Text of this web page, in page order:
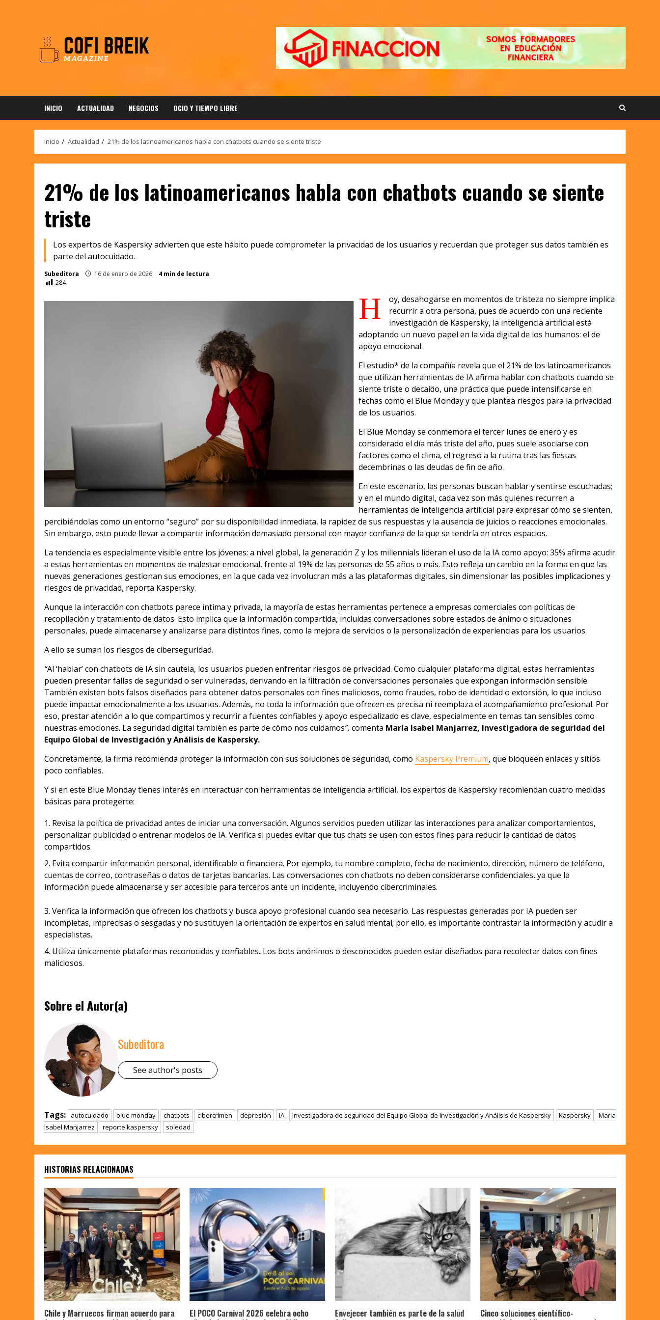
INICIO ACTUALIDAD NEGOCIOS OCIO Y TIEMPO LIBRE
Inicio Actualidad 21% de los latinoamericanos habla con chatbots cuando se siente triste
21% de los latinoamericanos habla con chatbots cuando se siente
triste
Los expertos de Kaspersky advierten que este hábito puede comprometer la privacidad de los usuarios y recuerdan que proteger sus datos también es
parte del autocuidado.
Subeditora 16 de enero de 2026
4 min de lectura
284
H
oy, desahogarse en momentos de tristeza no siempre implica
recurrir a otra persona, pues de acuerdo con una reciente
investigación de Kaspersky, la inteligencia artificial está
adoptando un nuevo papel en la vida digital de los humanos: el de
apoyo emocional.
El estudio* de la compañía revela que el 21% de los latinoamericanos
que utilizan herramientas de IA afirma hablar con chatbots cuando se
siente triste o decaído, una práctica que puede intensificarse en
fechas como el Blue Monday y que plantea riesgos para la privacidad
de los usuarios.
El Blue Monday se conmemora el tercer lunes de enero y es
considerado el día más triste del año, pues suele asociarse con
factores como el clima, el regreso a la rutina tras las fiestas
decembrinas o las deudas de fin de año.
En este escenario, las personas buscan hablar y sentirse escuchadas;
y en el mundo digital, cada vez son más quienes recurren a
herramientas de inteligencia artificial para expresar cómo se sienten,
percibiéndolas como un entorno “seguro” por su disponibilidad inmediata, la rapidez de sus respuestas y la ausencia de juicios o reacciones emocionales.
Sin embargo, esto puede llevar a compartir información demasiado personal con mayor confianza de la que se tendría en otros espacios.
La tendencia es especialmente visible entre los jóvenes: a nivel global, la generación Z y los millennials lideran el uso de la IA como apoyo: 35% afirma acudir
a estas herramientas en momentos de malestar emocional, frente al 19% de las personas de 55 años o más. Esto refleja un cambio en la forma en que las
nuevas generaciones gestionan sus emociones, en la que cada vez involucran más a las plataformas digitales, sin dimensionar las posibles implicaciones y
riesgos de privacidad, reporta Kaspersky.
Aunque la interacción con chatbots parece íntima y privada, la mayoría de estas herramientas pertenece a empresas comerciales con políticas de
recopilación y tratamiento de datos. Esto implica que la información compartida, incluidas conversaciones sobre estados de ánimo o situaciones
personales, puede almacenarse y analizarse para distintos fines, como la mejora de servicios o la personalización de experiencias para los usuarios.
A ello se suman los riesgos de ciberseguridad.
“Al ‘hablar’ con chatbots de IA sin cautela, los usuarios pueden enfrentar riesgos de privacidad. Como cualquier plataforma digital, estas herramientas
pueden presentar fallas de seguridad o ser vulneradas, derivando en la filtración de conversaciones personales que expongan información sensible.
También existen bots falsos diseñados para obtener datos personales con fines maliciosos, como fraudes, robo de identidad o extorsión, lo que incluso
puede impactar emocionalmente a los usuarios. Además, no toda la información que ofrecen es precisa ni reemplaza el acompañamiento profesional. Por
eso, prestar atención a lo que compartimos y recurrir a fuentes confiables y apoyo especializado es clave, especialmente en temas tan sensibles como
nuestras emociones. La seguridad digital también es parte de cómo nos cuidamos”, comenta María Isabel Manjarrez, Investigadora de seguridad del
Equipo Global de Investigación y Análisis de Kaspersky.
Concretamente, la firma recomienda proteger la información con sus soluciones de seguridad, como Kaspersky Premium, que bloqueen enlaces y sitios
poco confiables.
Y si en este Blue Monday tienes interés en interactuar con herramientas de inteligencia artificial, los expertos de Kaspersky recomiendan cuatro medidas
básicas para protegerte:
Revisa la política de privacidad antes de iniciar una conversación. Algunos servicios pueden utilizar las interacciones para analizar comportamientos,
personalizar publicidad o entrenar modelos de IA. Verifica si puedes evitar que tus chats se usen con estos fines para reducir la cantidad de datos
compartidos.
Evita compartir información personal, identificable o financiera. Por ejemplo, tu nombre completo, fecha de nacimiento, dirección, número de teléfono,
cuentas de correo, contraseñas o datos de tarjetas bancarias. Las conversaciones con chatbots no deben considerarse confidenciales, ya que la
información puede almacenarse y ser accesible para terceros ante un incidente, incluyendo cibercriminales.
Verifica la información que ofrecen los chatbots y busca apoyo profesional cuando sea necesario. Las respuestas generadas por IA pueden ser
incompletas, imprecisas o sesgadas y no sustituyen la orientación de expertos en salud mental; por ello, es importante contrastar la información y acudir a
especialistas.
Utiliza únicamente plataformas reconocidas y confiables. Los bots anónimos o desconocidos pueden estar diseñados para recolectar datos con fines
maliciosos.
Sobre el Autor(a)
Subeditora
See author's posts
Tags: autocuidado blue monday chatbots cibercrimen depresión IA Investigadora de seguridad del Equipo Global de Investigación y Análisis de Kaspersky Kaspersky
María
Isabel Manjarrez
reporte kaspersky soledad
HISTORIAS RELACIONADAS
Chile y Marruecos firman acuerdo para
El POCO Carnival 2026 celebra ocho
Envejecer también es parte de la salud
Cinco soluciones científico-